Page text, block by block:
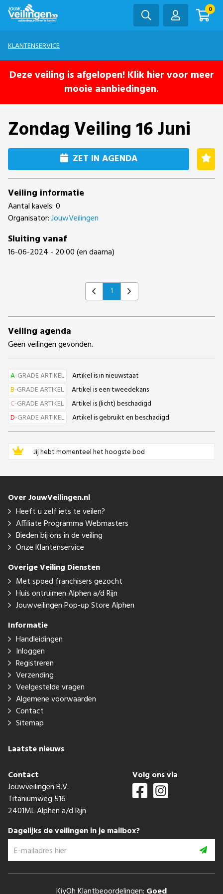
0
KLANTENSERVICE
Deze veiling is afgelopen! Klik hier voor meer
mooie aanbiedingen.
Zondag Veiling 16 Juni
ZET IN AGENDA
Veiling informatie
Aantal kavels: 0
Organisator:JouwVeilingen
Sluiting vanaf
16-06-2024 - 20:00 (en daarna)
Previous
1 Next
Veiling agenda
Geen veilingen gevonden.
A-GRADE ARTIKEL
Artikel is in nieuwstaat
B-GRADE ARTIKEL
Artikel is een tweedekans
C-GRADE ARTIKEL
Artikel is (licht) beschadigd
D-GRADE ARTIKEL Artikel is gebruikt en beschadigd
Jij hebt momenteel het hoogste bod
Over JouwVeilingen.nl
Heeft u zelf iets te veilen?
Affiliate Programma Webmasters
Bieden bij ons in de veiling
Onze Klantenservice
Overige Veiling Diensten
Met spoed franchisers gezocht
Huis ontruimen Alphen a/d Rijn
Jouwveilingen Pop-up Store Alphen
Informatie
Handleidingen
Inloggen
Registreren
Verzending
Veelgestelde vragen
Algemene voorwaarden
Contact
Sitemap
Laatste nieuws
Contact
Jouwveilingen B.V.
Titaniumweg 516
2401ML Alphen a/d Rijn
Volg ons via
Dagelijks de veilingen in je mailbox?